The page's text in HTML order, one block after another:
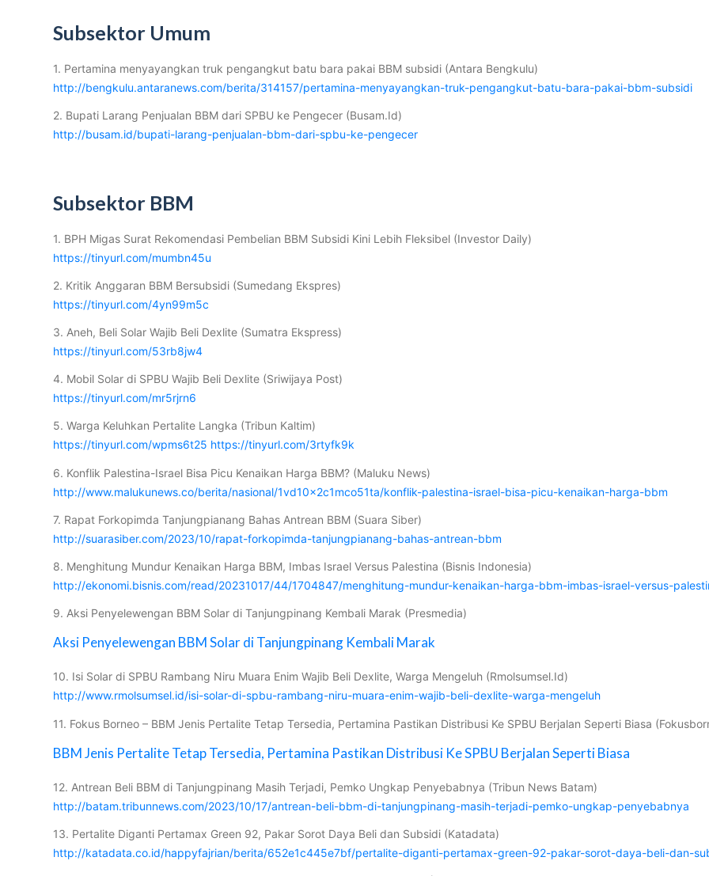
Subsektor Umum
1. Pertamina menyayangkan truk pengangkut batu bara pakai BBM subsidi (Antara Bengkulu)
http://bengkulu.antaranews.com/berita/314157/pertamina-menyayangkan-truk-pengangkut-batu-bara-pakai-bbm-subsidi
2. Bupati Larang Penjualan BBM dari SPBU ke Pengecer (Busam.Id)
http://busam.id/bupati-larang-penjualan-bbm-dari-spbu-ke-pengecer
Subsektor BBM
1. BPH Migas Surat Rekomendasi Pembelian BBM Subsidi Kini Lebih Fleksibel (Investor Daily)
https://tinyurl.com/mumbn45u
2. Kritik Anggaran BBM Bersubsidi (Sumedang Ekspres)
https://tinyurl.com/4yn99m5c
3. Aneh, Beli Solar Wajib Beli Dexlite (Sumatra Ekspress)
https://tinyurl.com/53rb8jw4
4. Mobil Solar di SPBU Wajib Beli Dexlite (Sriwijaya Post)
https://tinyurl.com/mr5rjrn6
5. Warga Keluhkan Pertalite Langka (Tribun Kaltim)
https://tinyurl.com/wpms6t25 https://tinyurl.com/3rtyfk9k
6. Konflik Palestina-Israel Bisa Picu Kenaikan Harga BBM? (Maluku News)
http://www.malukunews.co/berita/nasional/1vd10x2c1mco51ta/konflik-palestina-israel-bisa-picu-kenaikan-harga-bbm
7. Rapat Forkopimda Tanjungpianang Bahas Antrean BBM (Suara Siber)
http://suarasiber.com/2023/10/rapat-forkopimda-tanjungpianang-bahas-antrean-bbm
8. Menghitung Mundur Kenaikan Harga BBM, Imbas Israel Versus Palestina (Bisnis Indonesia)
http://ekonomi.bisnis.com/read/20231017/44/1704847/menghitung-mundur-kenaikan-harga-bbm-imbas-israel-versus-
9. Aksi Penyelewengan BBM Solar di Tanjungpinang Kembali Marak (Presmedia)
Aksi Penyelewengan BBM Solar di Tanjungpinang Kembali Marak
10. Isi Solar di SPBU Rambang Niru Muara Enim Wajib Beli Dexlite, Warga Mengeluh (Rmolsumsel.Id)
http://www.rmolsumsel.id/isi-solar-di-spbu-rambang-niru-muara-enim-wajib-beli-dexlite-warga-mengeluh
11. Fokus Borneo – BBM Jenis Pertalite Tetap Tersedia, Pertamina Pastikan Distribusi Ke SPBU Berjalan Seperti Biasa
BBM Jenis Pertalite Tetap Tersedia, Pertamina Pastikan Distribusi Ke SPBU Berjalan Seperti Biasa
12. Antrean Beli BBM di Tanjungpinang Masih Terjadi, Pemko Ungkap Penyebabnya (Tribun News Batam)
http://batam.tribunnews.com/2023/10/17/antrean-beli-bbm-di-tanjungpinang-masih-terjadi-pemko-ungkap-penyebabnya
13. Pertalite Diganti Pertamax Green 92, Pakar Sorot Daya Beli dan Subsidi (Katadata)
http://katadata.co.id/happyfajrian/berita/652e1c445e7bf/pertalite-diganti-pertamax-green-92-pakar-sorot-daya-beli-dan-